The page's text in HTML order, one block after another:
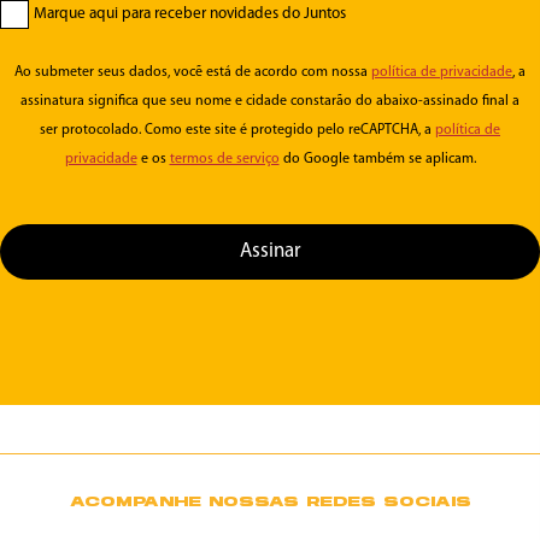
Marque aqui para receber novidades do Juntos
Ao submeter seus dados, vocẽ está de acordo com nossa política de privacidade, a
assinatura significa que seu nome e cidade constarão do abaixo-assinado final a
ser protocolado. Como este site é protegido pelo reCAPTCHA, a política de
privacidadee os termos de serviço do Google também se aplicam.
Assinar
ACOMPANHE NOSSAS REDES SOCIAIS